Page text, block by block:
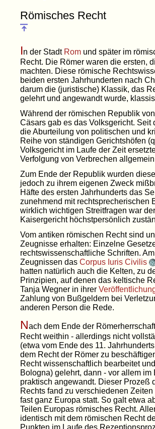
Römisches Recht
In der Stadt Rom und später im
Recht. Die Römer waren die ersten,
machten. Diese römische
beiden ersten Jahrhunderten nach
darum die (juristische) Klassik, das
gelehrt und angewandt wurde,
Während der römischen Republik
Cäsars gab es das Volksgericht. Seit
die Aburteilung von politischen und
Reihe von ständigen Gerichtshöfen
Volksgericht im Laufe der Zeit
Verfolgung von Verbrechen
Zum Ende der Republik wurden
jedoch zu ihrem eigenen Zweck
Häfte des ersten Jahrhunderts das
zunehmend mit rechtsprecherischen
wirklich wichtigen Streitfragen war
Kaisergericht höchstpersönlich
Vom antiken römischen Recht sind
Zeugnisse erhalten: Einzelne
rechtswissenschaftliche Schriften.
Zeugnissen das Corpus Iuris Civilis
hatten natürlich auch die Kelten, zu
Prinzipien, auf denen das keltische
Tanja Wegner in ihrer
Zahlung von Bußgeldern bei
anderen Person die Rede.
Nach dem Ende der
Recht weithin - allerdings nicht
(etwa vom Ende des 11.
dem Recht der Römer zu
Recht wissenschaftlich bearbeitet
Bologna) gelehrt, dann - vor allem
praktisch angewandt. Dieser Prozeß
Rechts fand zu verschiedenen
fast ganz Europa statt. So galt etwa
Teilen Europas römisches Recht.
identisch mit dem römischen Recht
Punkten im Laufe des